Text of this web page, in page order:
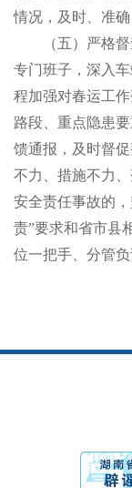
情况，及时、准
（五）严格
专门班子，深入
程加强对春运工
路段、重点隐患
馈通报，及时督
不力、措施不力
安全责任事故的
责”要求和省市县
位一把手、分管